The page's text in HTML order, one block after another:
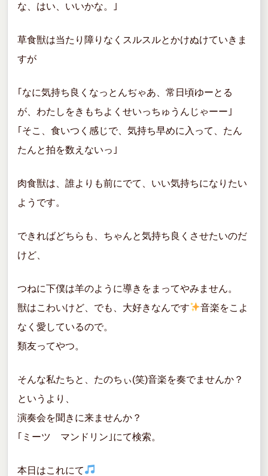
な、はい、いいかな。｣
草食獣は当たり障りなくスルスルとかけぬけていきま
すが
｢なに気持ち良くなっとんぢゃあ、常日頃ゆーとる
が、わたしをきもちよくせいっちゅうんじゃーー｣
｢そこ、食いつく感じで、気持ち早めに入って、たん
たんと拍を数えないっ｣
肉食獣は、誰よりも前にでて、いい気持ちになりたい
ようです。
できればどちらも、ちゃんと気持ち良くさせたいのだ
けど、
つねに下僕は羊のように導きをまってやみません。
獣はこわいけど、でも、大好きなんです
音楽をこよ
なく愛しているので。
類友ってやつ。
そんな私たちと、たのちぃ(笑)音楽を奏でませんか？
というより、
演奏会を聞きに来ませんか？
｢ミーツ マンドリン｣にて検索。
本日はこれにて